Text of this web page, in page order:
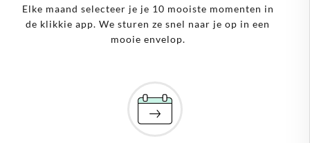
Elke maand selecteer je je 10 mooiste momenten in
de klikkie app. We sturen ze snel naar je op in een
mooie envelop.